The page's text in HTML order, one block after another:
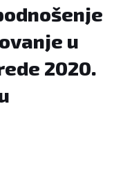
u
2020.